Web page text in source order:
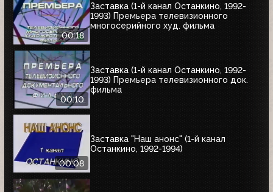
00:18
Заставка (1-й канал Останкино, 1992-
1993) Премьера телевизионного
многосерийного худ. фильма
00:10
Заставка (1-й канал Останкино, 1992-
1993) Премьера телевизионного док.
фильма
00:08
Заставка "Наш анонс" (1-й канал
Останкино, 1992-1994)